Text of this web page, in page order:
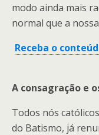
modo ainda mais
normal que a
Receba o
A consagração e
Todos nós
do Batismo, já